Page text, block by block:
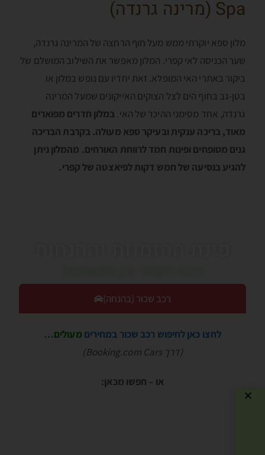
Spa (מרינה גרנדה)
מלון ספא יוקרתי ממש מעל חוף הרחצה של המרינה גרנדה,
שער הכניסה לאי קפרי. המלון מאפשר את השילוב המושלם של
ביקור באתרי האי המופלא. זאת יחדיו עם נופש במלון או
בטן-גב בחוף הים לצל הצוקים האייקונים שמעל המרינה
גרנדה, אחד מסימני ההיכר של האי. במלון חדרים מפוארים
מאוד, בריכה ענקית ובעיקר ספא מעולה. בקרבת הבריכה
גנים מטופחים ופינות חמד לרווחת האורחים. מהמלון ניתן
להגיע בנסיעה של חמש דקות לפיאצטה של קפרי.
רכב שכור (בהנחה)
לחצו כאן לחיפוש רכב שכור במחירים מעולים…
(דרך Booking.com Cars)
או – חפשו מכאן: